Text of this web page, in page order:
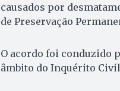
causados por
de Preservação
O acordo foi conduzido
âmbito do Inquérito Civil